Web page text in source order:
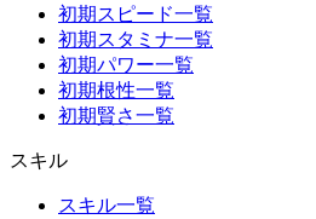
初期スピード一覧
初期スタミナ一覧
初期パワー一覧
初期根性一覧
初期賢さ一覧
スキル
スキル一覧